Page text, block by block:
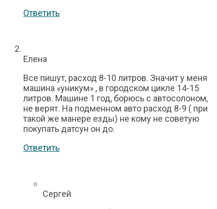
Ответить
Елена
Все пишут, расход 8-10 литров. Значит у меня
машина «уникум» , в городском цикле 14-15
литров. Машине 1 год, борюсь с автосолоном,
не верят. На подменном авто расход 8-9 ( при
такой же манере езды) не кому не советую
покупать датсун он до.
Ответить
Сергей